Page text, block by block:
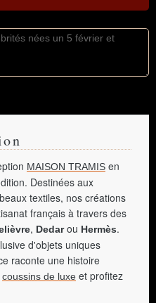
MAISON TRAMIS en
Destinées aux
textiles, nos créations
français à travers des
, Dedarou Hermès.
d'objets uniques
raconte une histoire
coussins de luxe et profitez